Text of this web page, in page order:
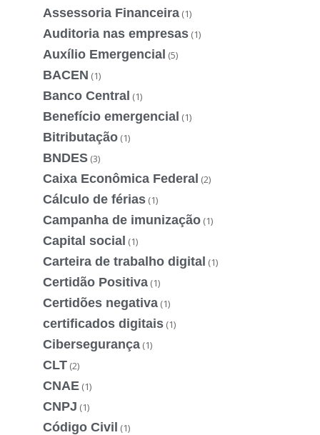
Assessoria Financeira (1)
Auditoria nas empresas (1)
Auxílio Emergencial (5)
BACEN (1)
Banco Central (1)
Benefício emergencial (1)
Bitributação (1)
BNDES (3)
Caixa Econômica Federal (2)
Cálculo de férias (1)
Campanha de imunização (1)
Capital social (1)
Carteira de trabalho digital (1)
Certidão Positiva (1)
Certidões negativa (1)
certificados digitais (1)
Cibersegurança (1)
CLT (2)
CNAE (1)
CNPJ (1)
Código Civil (1)